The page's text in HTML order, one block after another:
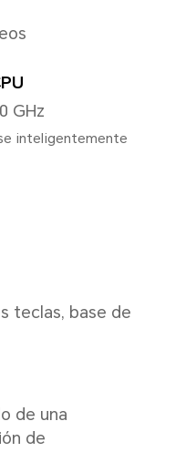
diagonal de la
ligeramente